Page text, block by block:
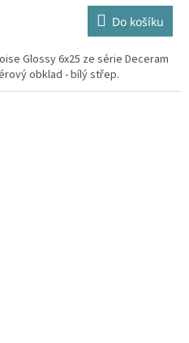
Do košíku
Glossy 6x25 ze série Deceram
obklad - bílý střep.